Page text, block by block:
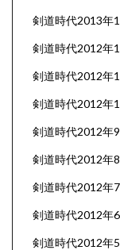
剣道時代2013年
剣道時代2012年
剣道時代2012年
剣道時代2012年
剣道時代2012年
剣道時代2012年
剣道時代2012年
剣道時代2012年
剣道時代2012年